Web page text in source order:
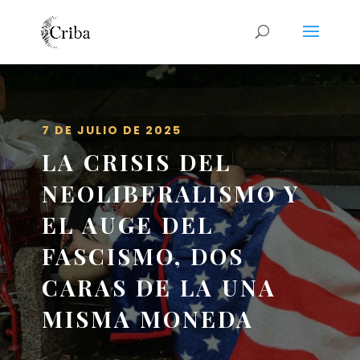
7 DE JULIO DE 2025
LA CRISIS DEL
NEOLIBERALISMO Y
EL AUGE DEL
FASCISMO, DOS
CARAS DE LA UNA
MISMA MONEDA